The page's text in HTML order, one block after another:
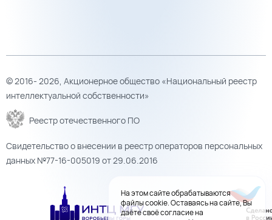
© 2016- 2026, Акционерное общество «Национальный реестр
интеллектуальной собственности»
Реестр отечественного ПО
Свидетельство о внесении в реестр операторов персональных
данных №77-16-005019 от 29.06.2016
На этом сайте обрабатываются
файлы cookie. Оставаясь на сайте, Вы
даёте своё согласие на